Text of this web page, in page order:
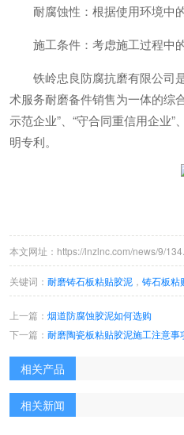
耐腐蚀性：根据使用环境中
施工条件：考虑施工过程中
铁岭忠良防腐抗磨有限公司
术服务耐磨备件销售为一体的综
示范企业”、“守合同重信用企业
明专利。
本文网址：https://lnzlnc.com/news/9/
关键词： 耐磨铸石板粘贴胶泥 ， 铸石板粘
上一篇： 烟道防腐蚀胶泥如何选购
下一篇： 耐磨陶瓷板粘贴胶泥施工注意事
相关产品
相关新闻